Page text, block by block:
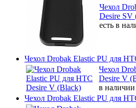
Чехол
Desire SV
есть в
Чехол Drobak Elastic PU для
Чехол
Desire V
в наличии
Чехол Drobak Elastic PU для